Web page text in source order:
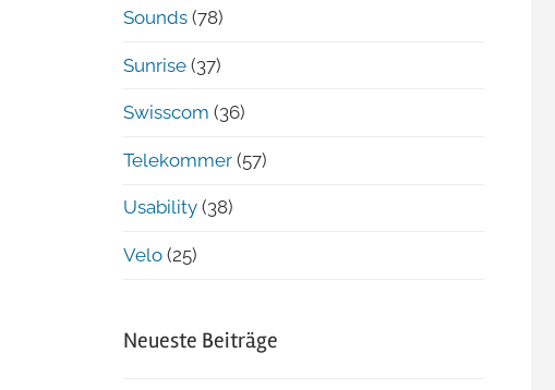
Sounds (78)
Sunrise (37)
Swisscom (36)
Telekommer (57)
Usability (38)
Velo (25)
Neueste Beiträge